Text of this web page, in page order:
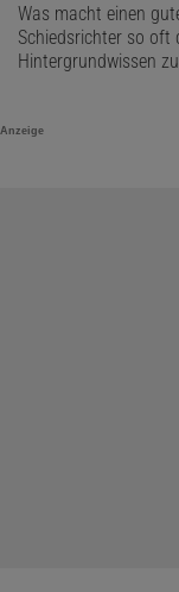
Was macht einen
Schiedsrichter so oft
Hintergrundwissen
Anzeige